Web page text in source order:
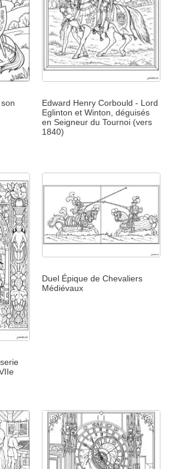
Edward Henry Corbould - Lord
Eglinton et Winton, déguisés
en Seigneur du Tournoi (vers
1840)
Duel Épique de Chevaliers
Médiévaux